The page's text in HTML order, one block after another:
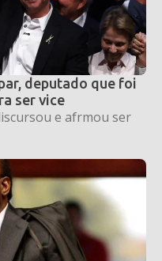
deputado que foi
ser vice
e afrmou ser